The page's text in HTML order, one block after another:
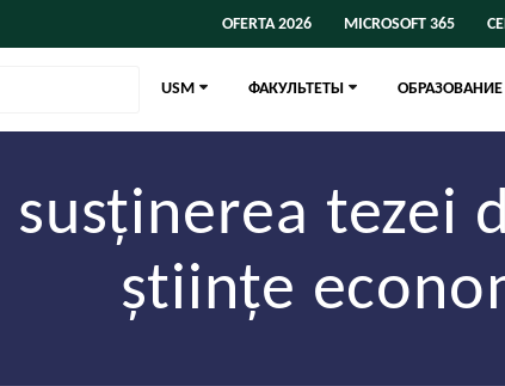
OFERTA 2026 MICROSOFT 365
USM ФАКУЛЬТЕТЫ ОБРАЗОВАНИЕ
susținerea tezei
științe